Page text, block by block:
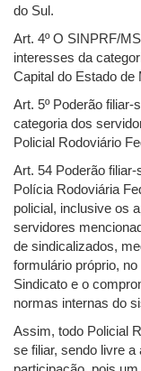
do Sul.
Art. 4º O SINPRF/
interesses da
Capital do Estado de
Art. 5º Poderão
categoria dos
Policial Rodoviário
Art. 54 Poderão
Polícia Rodoviária
policial, inclusive os
servidores
de sindicalizados,
formulário próprio,
Sindicato e o
normas internas do
Assim, todo Policial
se filiar, sendo livre